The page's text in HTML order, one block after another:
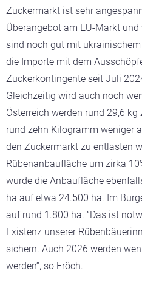
Zuckermarkt ist sehr
Überangebot am EU-Markt
sind noch gut mit
die Importe mit dem
Zuckerkontingente seit Juli
Gleichzeitig wird auch noch
Österreich werden rund 29,6
rund zehn Kilogramm weniger
den Zuckermarkt zu entlasten
Rübenanbaufläche um zirka
wurde die Anbaufläche
ha auf etwa 24.500 ha. Im
auf rund 1.800 ha. “Das ist
Existenz unserer
sichern. Auch 2026 werden
werden“, so Fröch.